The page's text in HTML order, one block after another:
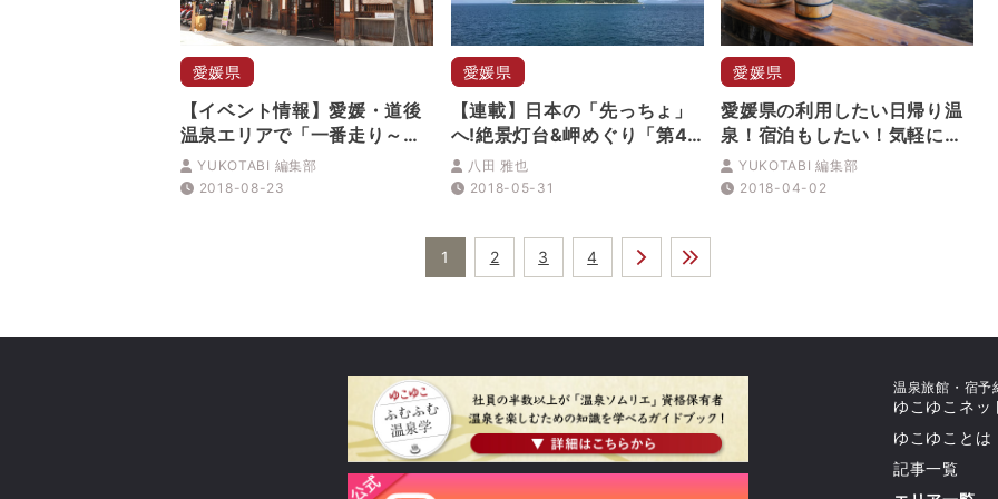
愛媛県
【イベント情報】愛媛・道後
温泉エリアで「一番走り～湯
上り頂上決戦～」
YUKOTABI 編集部
2018-08-23
愛媛県
【連載】日本の「先っちょ」
へ!絶景灯台&岬めぐり「第4
回 愛媛の島でレジェンドに
出会う（愛媛県松山市忽那諸
八田 雅也
2018-05-31
愛媛県
愛媛県の利用したい日帰り温
泉！宿泊もしたい！気軽に温
泉を利用！
YUKOTABI 編集部
2018-04-02
1 2 3 4
温泉旅館・宿予
ゆこゆこネッ
ゆこゆことは
記事一覧